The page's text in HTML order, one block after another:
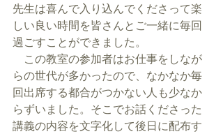
先生は喜んで入り込んでくださって楽
しい良い時間を皆さんとご一緒に毎回
過ごすことができました。
この教室の参加者はお仕事をしなが
らの世代が多かったので、なかなか毎
回出席する都合がつかない人も少なか
らずいました。そこでお話くださった
講義の内容を文字化して後日に配布す